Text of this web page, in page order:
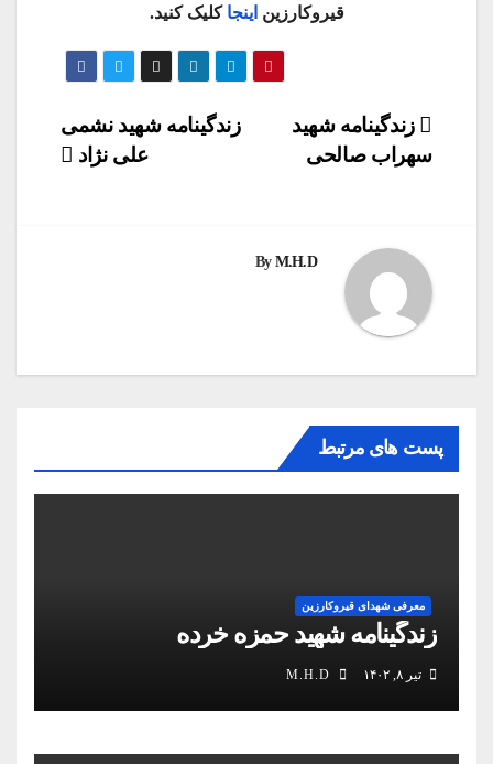
قیروکارزین اینجاکلیک کنید.
راهبری
نوشته
زندگینامه شهید نشمی
علی نژاد
زندگینامه شهید
سهراب صالحی
By M.H.D
پست های مرتبط
معرفی شهدای قیروکارزین
زندگینامه شهید حمزه خرده
تیر ۸, ۱۴۰۲